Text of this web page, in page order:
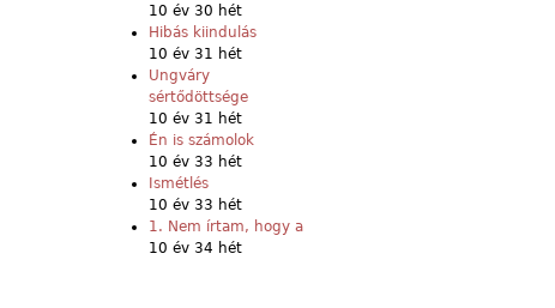
10 év 30 hét
Hibás kiindulás
10 év 31 hét
Ungváry
sértődöttsége
10 év 31 hét
Én is számolok
10 év 33 hét
Ismétlés
10 év 33 hét
1. Nem írtam, hogy a
10 év 34 hét